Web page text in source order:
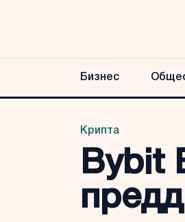
Бизнес
Крипта
Bybit